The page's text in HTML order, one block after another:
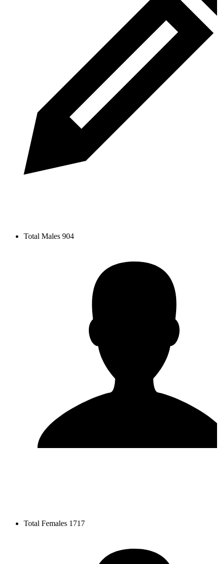
Total Males 904
Total Females 1717